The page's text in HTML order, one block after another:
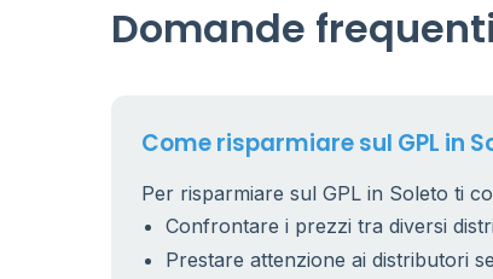
6 53
22
Domande
Come risparmiare sul GPL in
Per risparmiare sul GPL in Soleto ti
Confrontare i prezzi tra diversi
Prestare attenzione ai distributori